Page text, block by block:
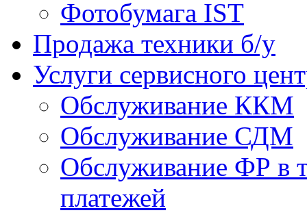
Фотобумага IST
Продажа техники б/у
Услуги сервисного
Обслуживание ККМ
Обслуживание СДМ
Обслуживание ФР в
платежей